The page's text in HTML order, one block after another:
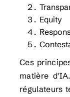
Equity
Ces
matière
régulateurs